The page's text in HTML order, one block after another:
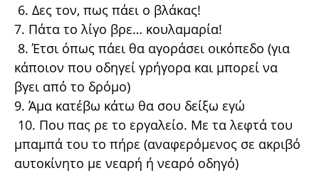
6. Δες τον, πως πάει ο βλάκας!
7. Πάτα το λίγο βρε… κουλαμαρία!
8. Έτσι όπως πάει θα αγοράσει οικόπεδο (για
κάποιον που οδηγεί γρήγορα και μπορεί να
βγει από το δρόμο)
9. Άμα κατέβω κάτω θα σου δείξω εγώ
10. Που πας ρε το εργαλείο. Με τα λεφτά του
μπαμπά του το πήρε (αναφερόμενος σε ακριβό
αυτοκίνητο με νεαρή ή νεαρό οδηγό)